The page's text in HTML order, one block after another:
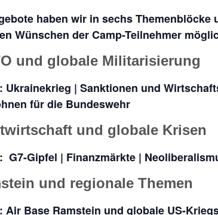
haben wir in sechs
Wünschen der Camp-Teilnehmer
und globale Militarisierung
Ukrainekrieg | Sanktionen und
für die Bundeswehr
und globale Krisen
G7-Gipfel | Finanzmärkte |
und regionale Themen
Air Base Ramstein und globale US-